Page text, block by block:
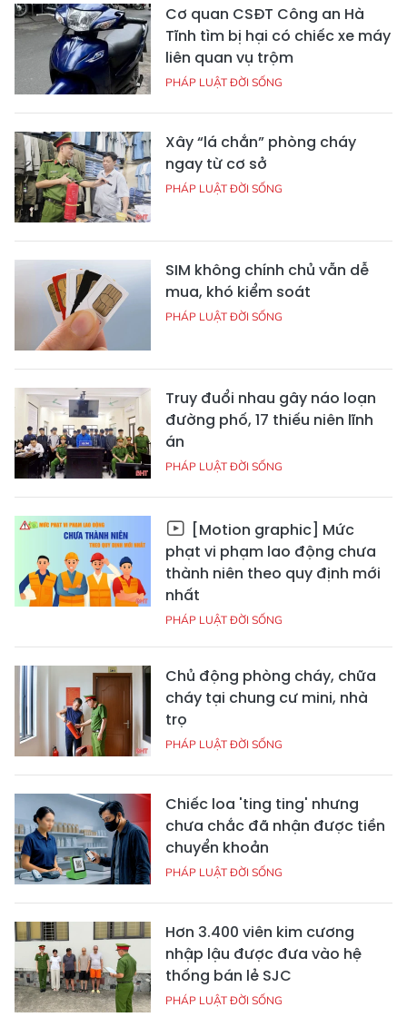
Cơ quan CSĐT Công an Hà
Tĩnh tìm bị hại có chiếc xe máy
liên quan vụ trộm
PHÁP LUẬT ĐỜI SỐNG
Xây “lá chắn” phòng cháy
ngay từ cơ sở
PHÁP LUẬT ĐỜI SỐNG
SIM không chính chủ vẫn dễ
mua, khó kiểm soát
PHÁP LUẬT ĐỜI SỐNG
Truy đuổi nhau gây náo loạn
đường phố, 17 thiếu niên lĩnh
án
PHÁP LUẬT ĐỜI SỐNG
[Motion graphic] Mức
phạt vi phạm lao động chưa
thành niên theo quy định mới
nhất
PHÁP LUẬT ĐỜI SỐNG
Chủ động phòng cháy, chữa
cháy tại chung cư mini, nhà
trọ
PHÁP LUẬT ĐỜI SỐNG
Chiếc loa 'ting ting' nhưng
chưa chắc đã nhận được tiền
chuyển khoản
PHÁP LUẬT ĐỜI SỐNG
Hơn 3.400 viên kim cương
nhập lậu được đưa vào hệ
thống bán lẻ SJC
PHÁP LUẬT ĐỜI SỐNG